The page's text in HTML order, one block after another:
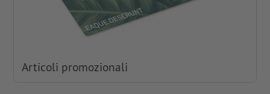
Articoli promozionali